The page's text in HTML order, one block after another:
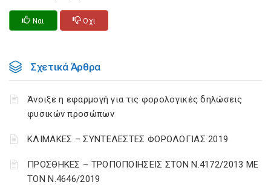
Ναι Οχι
Σχετικά Άρθρα
Άνοιξε η εφαρμογή για τις φορολογικές δηλώσεις
φυσικών προσώπων
ΚΛΙΜΑΚΕΣ – ΣΥΝΤΕΛΕΣΤΕΣ ΦΟΡΟΛΟΓΙΑΣ 2019
ΠΡΟΣΘΗΚΕΣ – ΤΡΟΠΟΠΟΙΗΣΕΙΣ ΣΤΟΝ Ν.4172/2013 ΜΕ
ΤΟΝ Ν.4646/2019